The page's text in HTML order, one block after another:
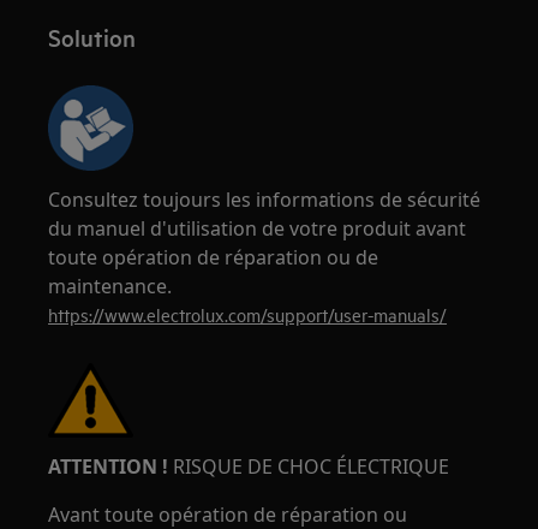
Solution
Consultez toujours les informations de sécurité
du manuel d'utilisation de votre produit avant
toute opération de réparation ou de
maintenance.
https://www.electrolux.com/support/user-manuals/
ATTENTION ! RISQUE DE CHOC ÉLECTRIQUE
Avant toute opération de réparation ou